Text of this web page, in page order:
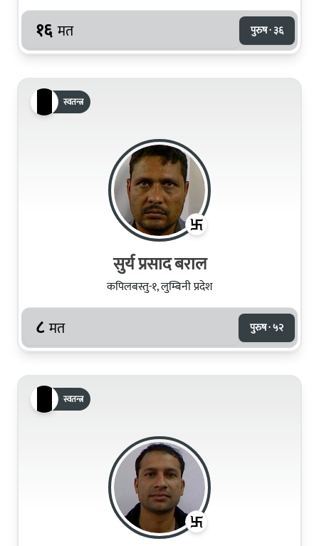
१६ मत पुरुष · ३६
स्वतन्त्र
सुर्य प्रसाद बराल
कपिलबस्तु-१, लुम्बिनी प्रदेश
८ मत पुरुष · ५२
स्वतन्त्र